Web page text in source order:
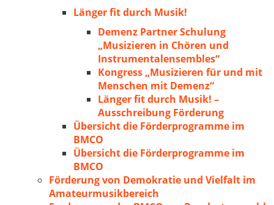
Länger fit durch Musik!
Demenz Partner Schulung
„Musizieren in Chören und
Instrumentalensembles“
Kongress „Musizieren für und mit
Menschen mit Demenz“
Länger fit durch Musik! –
Ausschreibung Förderung
Übersicht die Förderprogramme im
BMCO
Übersicht die Förderprogramme im
BMCO
Förderung von Demokratie und Vielfalt im
Amateurmusikbereich